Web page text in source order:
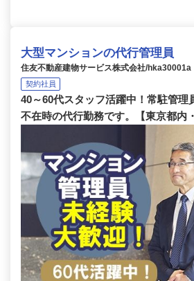
大型マンションの代行管理員
住友不動産建物サービス株式会社/hka30001a
契約社員
40～60代スタッフ活躍中！常駐管理
不在時の代行勤務です。【東京都内